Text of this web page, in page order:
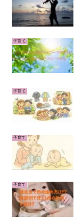
子育て
子育て
子育て
子育て